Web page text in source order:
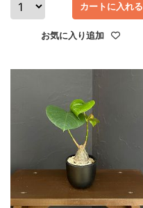
カートに入れる
お気に入り追加